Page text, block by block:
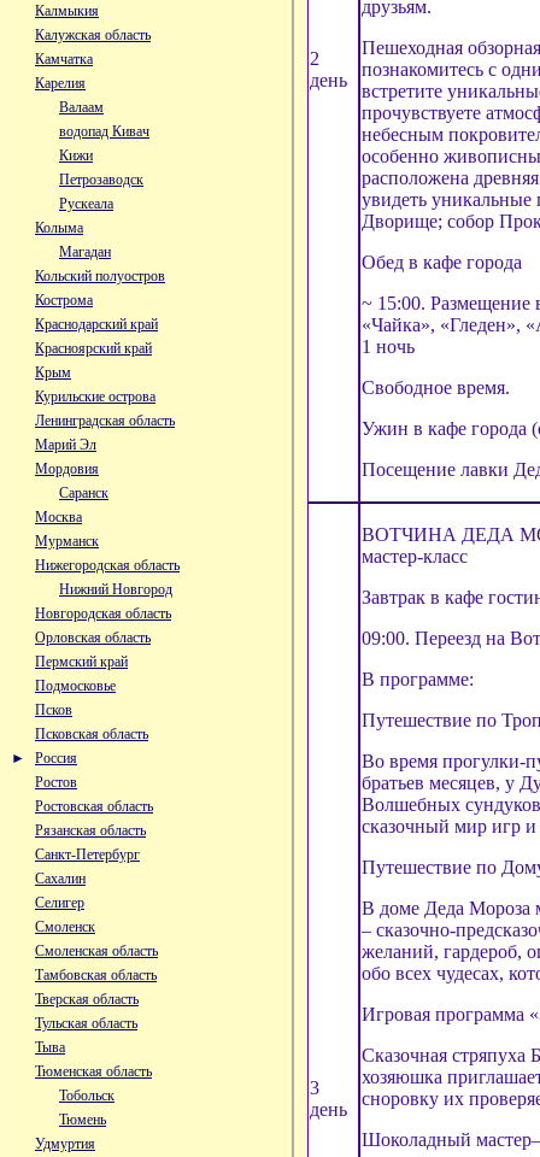
Калмыкия
Калужская область
Камчатка
Карелия
Валаам
водопад Кивач
Кижи
Петрозаводск
Рускеала
Колыма
Магадан
Кольский полуостров
Кострома
Краснодарский край
Красноярский край
Крым
Курильские острова
Ленинградская область
Марий Эл
Мордовия
Саранск
Москва
Мурманск
Нижегородская область
Нижний Новгород
Новгородская область
Орловская область
Пермский край
Подмосковье
Псков
Псковская область
►
Россия
Ростов
Ростовская область
Рязанская область
Санкт-Петербург
Сахалин
Селигер
Смоленск
Смоленская область
Тамбовская область
Тверская область
Тульская область
Тыва
Тюменская область
Тобольск
Тюмень
Удмуртия
2
день
друзьям.
Пешеходная
познакомитесь с
встретите
прочувствуете
небесным
особенно
расположена
увидеть уникальные
Дворище; собор
Обед в кафе города
~ 15:00. Размещение
«Чайка», «Гледен»,
1 ночь
Свободное время.
Ужин в кафе города
Посещение лавки
3
день
ВОТЧИНА ДЕДА
мастер-класс
Завтрак в кафе
09:00. Переезд на
В программе:
Путешествие по
Во время прогулки-
братьев месяцев, у
Волшебных
сказочный мир игр и
Путешествие по
В доме Деда Мороза
– сказочно-
желаний, гардероб,
обо всех чудесах,
Игровая программа
Сказочная стряпуха
хозяюшка
сноровку их
Шоколадный